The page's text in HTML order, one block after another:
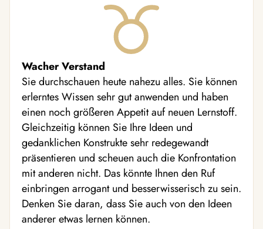
Wacher Verstand
Sie durchschauen heute nahezu alles. Sie können
erlerntes Wissen sehr gut anwenden und haben
einen noch größeren Appetit auf neuen Lernstoff.
Gleichzeitig können Sie Ihre Ideen und
gedanklichen Konstrukte sehr redegewandt
präsentieren und scheuen auch die Konfrontation
mit anderen nicht. Das könnte Ihnen den Ruf
einbringen arrogant und besserwisserisch zu sein.
Denken Sie daran, dass Sie auch von den Ideen
anderer etwas lernen können.